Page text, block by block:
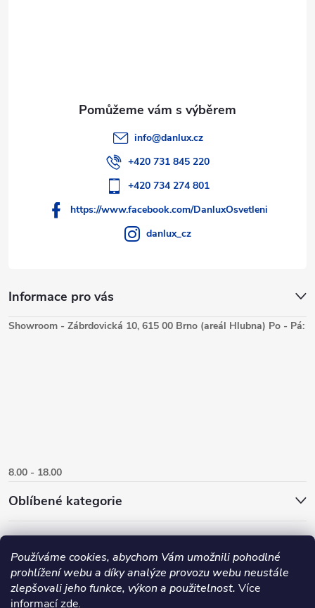
Používáme cookies, abychom Vám umožnili pohodlné
prohlížení webu a díky analýze provozu webu neustále
zlepšovali jeho funkce, výkon a použitelnost. Více
informacízde.
Informace pro vás
info@danlux.cz
+420 731 845 220
+420 734 274 801
https://www.facebook.com/DanluxOsvetleni
danlux_cz
Showroom - Zábrdovická 10, 615 00 Brno (areál Hlubna) Po - Pá:
8.00 - 18.00
Oblíbené kategorie